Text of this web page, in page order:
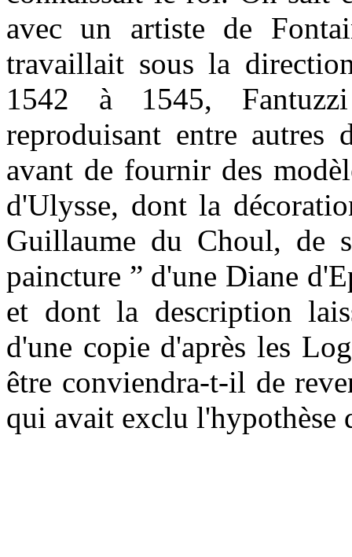
avec un artiste de
travaillait sous la
1542 à 1545,
reproduisant entre autres
avant de fournir des
d'Ulysse, dont la
Guillaume du Choul, de
paincture ” d'une Diane
et dont la description
d'une copie d'après les
être conviendra-t-il de
qui avait exclu l'hypothèse